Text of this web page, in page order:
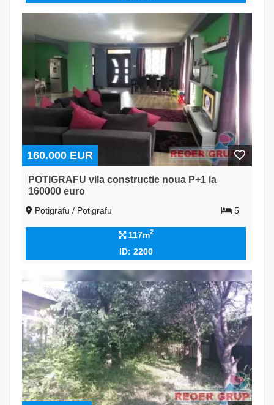
160.000 EUR
POTIGRAFU vila constructie noua P+1 la
160000 euro
Potigrafu / Potigrafu 5
117m2
ID: 2200